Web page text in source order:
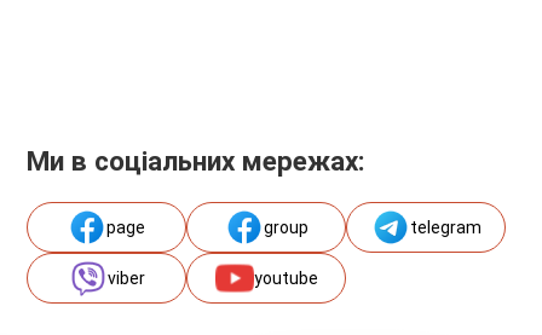
Ми в соціальних мережах:
page group telegram
viber youtube